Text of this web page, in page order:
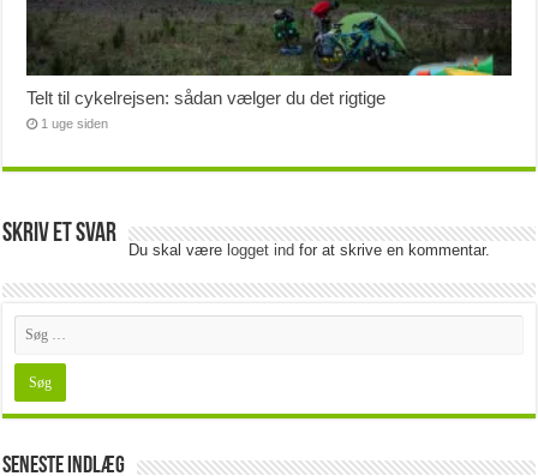
Telt til cykelrejsen: sådan vælger du det rigtige
1 uge siden
Skriv et svar
Du skal værelogget ind for at skrive en kommentar.
Seneste indlæg